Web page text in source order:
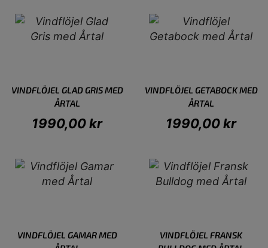
VINDFLÖJEL GLAD GRIS MED
ÅRTAL
1990,00kr
VINDFLÖJEL GETABOCK MED
ÅRTAL
1990,00kr
VINDFLÖJEL GAMAR MED
VINDFLÖJEL FRANSK